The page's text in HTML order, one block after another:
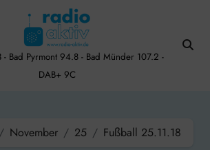
- Bad Pyrmont 94.8 - Bad Münder 107.2 -
DAB+ 9C
November 25 Fußball 25.11.18